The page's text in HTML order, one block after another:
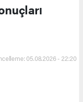
05.08.2026 - 22:20